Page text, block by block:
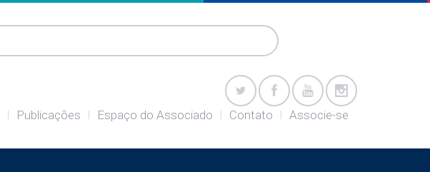
Publicações Espaço do Associado Contato Associe-se